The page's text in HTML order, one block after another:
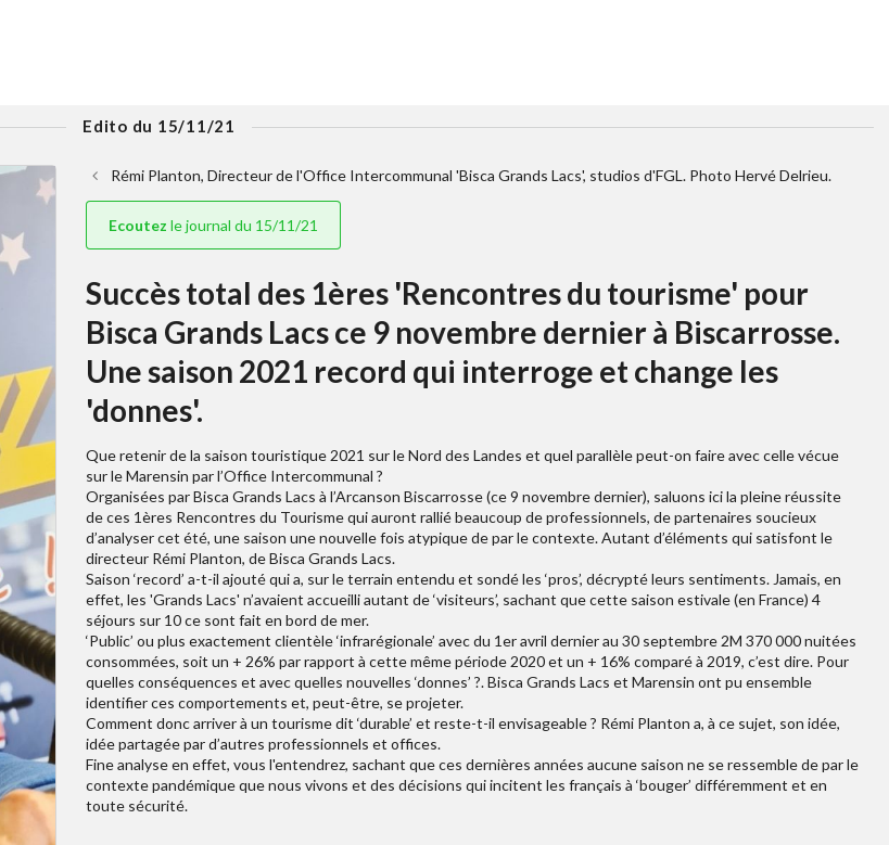
Edito du 15/11/21
Rémi Planton, Directeur de l'Office Intercommunal 'Bisca Grands Lacs', studios d'FGL. Photo Hervé Delrieu.
Ecoutez le journal du 15/11/21
Succès total des 1ères 'Rencontres du tourisme' pour
Bisca Grands Lacs ce 9 novembre dernier à Biscarrosse.
Une saison 2021 record qui interroge et change les
'donnes'.
Que retenir de la saison touristique 2021 sur le Nord des Landes et quel parallèle peut-on faire avec celle vécue
sur le Marensin par l’Office Intercommunal ?
Organisées par Bisca Grands Lacs à l’Arcanson Biscarrosse (ce 9 novembre dernier), saluons ici la pleine réussite
de ces 1ères Rencontres du Tourisme qui auront rallié beaucoup de professionnels, de partenaires soucieux
d’analyser cet été, une saison une nouvelle fois atypique de par le contexte. Autant d’éléments qui satisfont le
directeur Rémi Planton, de Bisca Grands Lacs.
Saison ‘record’ a-t-il ajouté qui a, sur le terrain entendu et sondé les ‘pros’, décrypté leurs sentiments. Jamais, en
effet, les 'Grands Lacs' n’avaient accueilli autant de ‘visiteurs’, sachant que cette saison estivale (en France) 4
séjours sur 10 ce sont fait en bord de mer.
‘Public’ ou plus exactement clientèle ‘infrarégionale’ avec du 1er avril dernier au 30 septembre 2M 370 000 nuitées
consommées, soit un + 26% par rapport à cette même période 2020 et un + 16% comparé à 2019, c’est dire. Pour
quelles conséquences et avec quelles nouvelles ‘donnes’ ?. Bisca Grands Lacs et Marensin ont pu ensemble
identifier ces comportements et, peut-être, se projeter.
Comment donc arriver à un tourisme dit ‘durable’ et reste-t-il envisageable ? Rémi Planton a, à ce sujet, son idée,
idée partagée par d’autres professionnels et offices.
Fine analyse en effet, vous l'entendrez, sachant que ces dernières années aucune saison ne se ressemble de par le
contexte pandémique que nous vivons et des décisions qui incitent les français à ‘bouger’ différemment et en
toute sécurité.